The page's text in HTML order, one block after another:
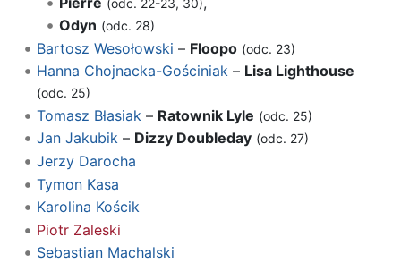
Odyn (odc. 28)
Bartosz Wesołowski – Floopo (odc. 23)
Hanna Chojnacka-Gościniak– Lisa Lighthouse
(odc. 25)
Tomasz Błasiak – Ratownik Lyle (odc. 25)
Jan Jakubik– Dizzy Doubleday (odc. 27)
Jerzy Darocha
Tymon Kasa
Karolina Kościk
Piotr Zaleski
Sebastian Machalski